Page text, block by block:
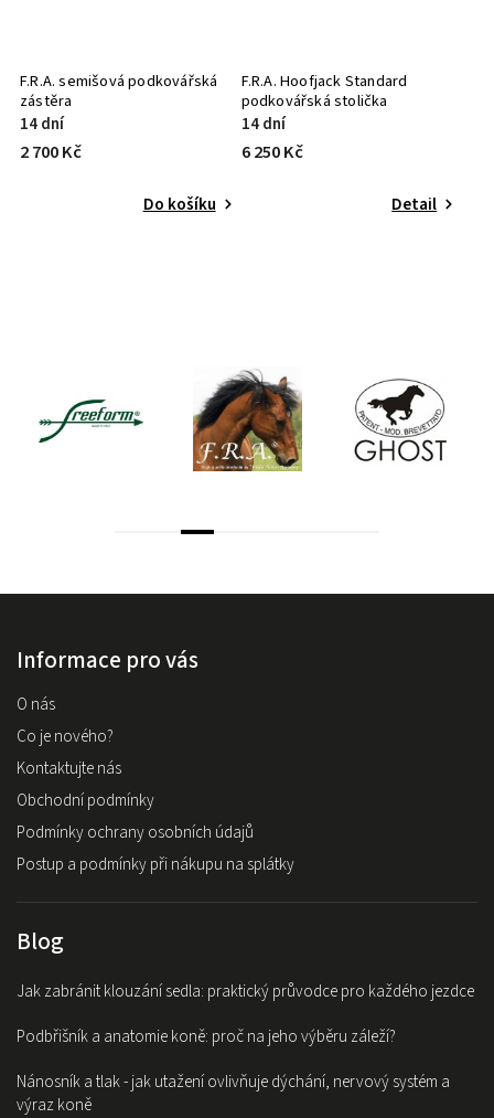
F.R.A. semišová podkovářská
zástěra
14 dní
2 700 Kč
Do košíku
F.R.A. Hoofjack Standard
podkovářská stolička
14 dní
6 250 Kč
Detail
Informace pro vás
O nás
Co je nového?
Kontaktujte nás
Obchodní podmínky
Podmínky ochrany osobních údajů
Postup a podmínky při nákupu na splátky
Blog
Jak zabránit klouzání sedla: praktický průvodce pro každého jezdce
Podbřišník a anatomie koně: proč na jeho výběru záleží?
Nánosník a tlak - jak utažení ovlivňuje dýchání, nervový systém a
výraz koně